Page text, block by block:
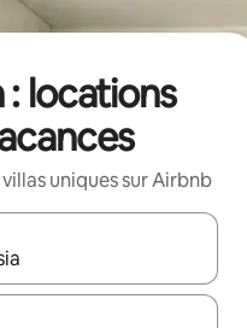
: locations
uniques sur Airbnb
utilisez les flèches